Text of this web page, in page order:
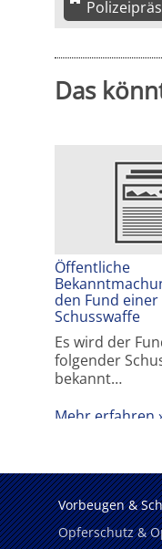
Das
Öffentliche
den Fund einer
Schusswaffe
Es wird der
folgender
bekannt…
Mehr erfahren
Vorbeugen &
Opferschutz &